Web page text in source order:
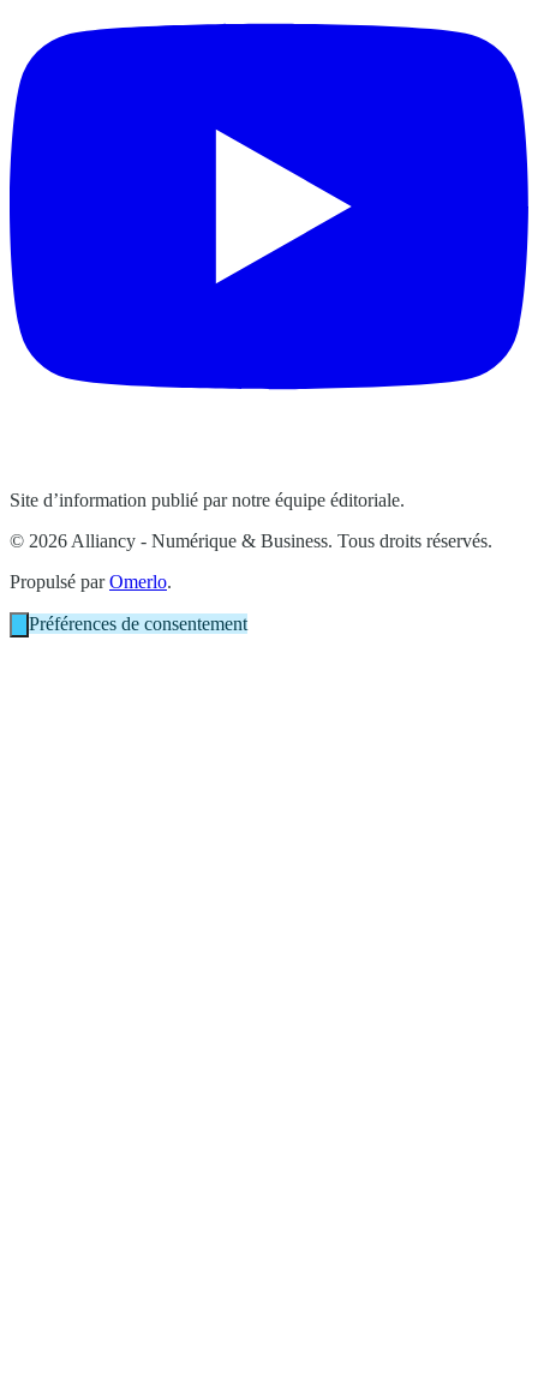
Site d’information publié par notre équipe éditoriale.
© 2026 Alliancy - Numérique & Business. Tous droits réservés.
Propulsé parOmerlo.
Préférences de consentement